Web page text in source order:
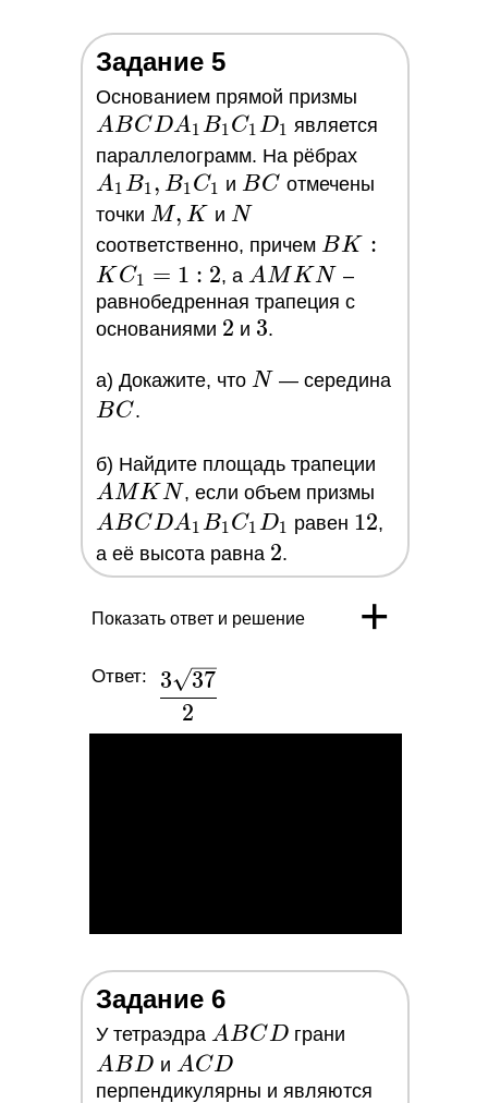
Задание 5
Основанием прямой призмы
ABCDA1B1C1D1 является
параллелограмм. На рёбрах
B_1C_1
A1B1, B1C1 иBC
BC отмечены
точки M,
K
M, K и N
N
соответственно, причем BK :
KC_1
= 1 :
BK :
K C1 = 1 : 2, аAMKN
AMKN –
равнобедренная трапеция с
основаниями 2
2 и 3
3.
a) Докажите, что N
N — середина
BC
BC.
б) Найдите площадь трапеции
AMKN , если объем призмы
ABCDA1B1C1D1 равен 12
12,
а её высота равна 2
2.
Показать ответ и решение +
Ответ:
\dfrac{3\sqrt{37}}
{2}
2
3 37
Задание 6
У тетраэдра ABCD
ABCD грани
ABD и ACD
ACD
перпендикулярны и являются